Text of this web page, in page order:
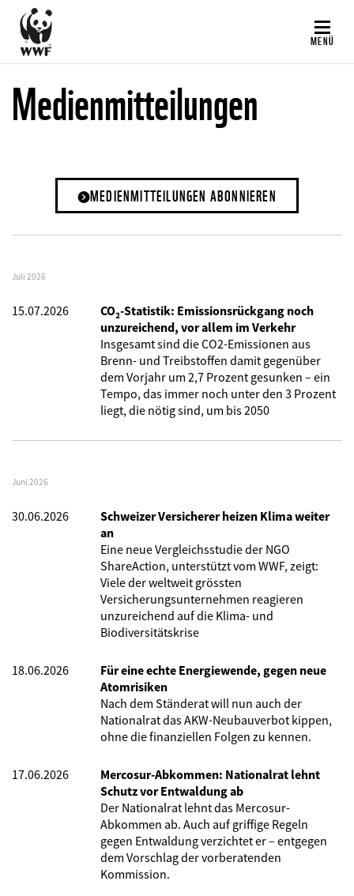
Direkt
zum
Inhalt
MENÜ
Medienmitteilungen
MEDIENMITTEILUNGEN ABONNIEREN
Juli 2026
15.07.2026
CO₂-Statistik: Emissionsrückgang noch
unzureichend, vor allem im Verkehr
Insgesamt sind die CO2-Emissionen aus
Brenn- und Treibstoffen damit gegenüber
dem Vorjahr um 2,7 Prozent gesunken – ein
Tempo, das immer noch unter den 3 Prozent
liegt, die nötig sind, um bis 2050
Juni 2026
30.06.2026
Schweizer Versicherer heizen Klima weiter
an
Eine neue Vergleichsstudie der NGO
ShareAction, unterstützt vom WWF, zeigt:
Viele der weltweit grössten
Versicherungsunternehmen reagieren
unzureichend auf die Klima- und
Biodiversitätskrise
18.06.2026
Für eine echte Energiewende, gegen neue
Atomrisiken
Nach dem Ständerat will nun auch der
Nationalrat das AKW-Neubauverbot kippen,
ohne die finanziellen Folgen zu kennen.
17.06.2026
Mercosur-Abkommen: Nationalrat lehnt
Schutz vor Entwaldung ab
Der Nationalrat lehnt das Mercosur-
Abkommen ab. Auch auf griffige Regeln
gegen Entwaldung verzichtet er – entgegen
dem Vorschlag der vorberatenden
Kommission.